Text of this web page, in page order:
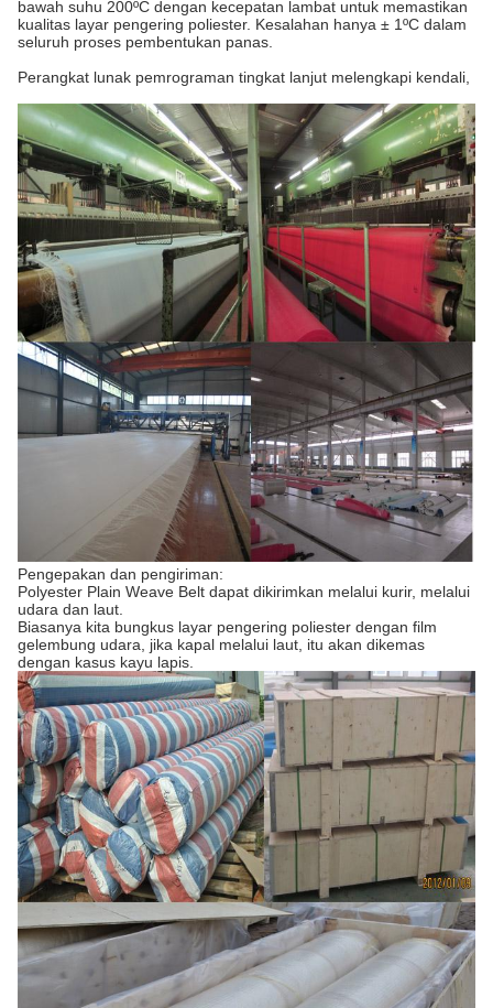
bawah suhu 200ºC dengan kecepatan lambat untuk memastikan
kualitas layar pengering poliester. Kesalahan hanya ± 1ºC dalam
seluruh proses pembentukan panas.
Perangkat lunak pemrograman tingkat lanjut melengkapi kendali,
Pengepakan dan pengiriman:
Polyester Plain Weave Belt dapat dikirimkan melalui kurir, melalui
udara dan laut.
Biasanya kita bungkus layar pengering poliester dengan film
gelembung udara, jika kapal melalui laut, itu akan dikemas
dengan kasus kayu lapis.